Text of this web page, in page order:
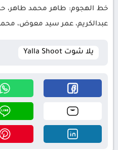
خط الهجوم: طاهر محمد طاهر،
عبدالكريم، عمر سيد معوض، محمد
يلا شوت Yalla Shoot